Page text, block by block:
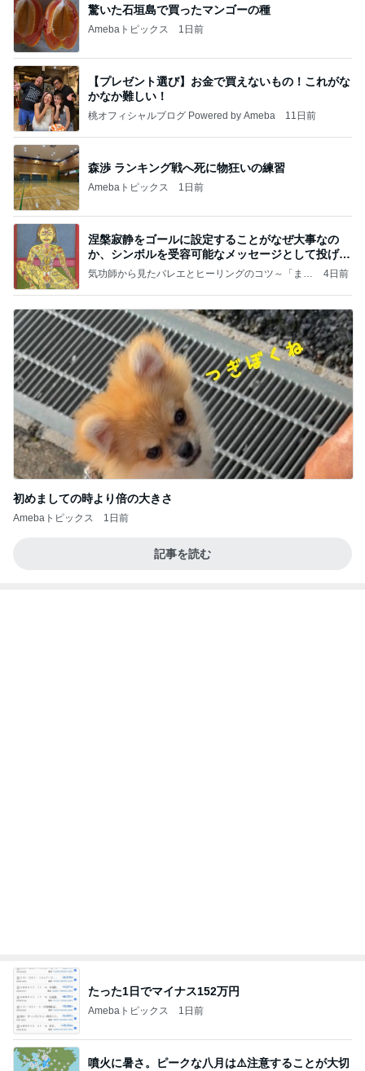
驚いた石垣島で買ったマンゴーの種
Amebaトピックス 1日前
【プレゼント選び】お金で買えないもの！これがな
かなか難しい！
桃オフィシャルブログ Powered by Ameba 11日前
森渉 ランキング戦へ死に物狂いの練習
Amebaトピックス 1日前
涅槃寂静をゴールに設定することがなぜ大事なの
か、シンボルを受容可能なメッセージとして投げる
ことが
気功師から見たバレエとヒーリングのコツ～「まと
4日前
初めましての時より倍の大きさ
Amebaトピックス 1日前
記事を読む
たった1日でマイナス152万円
Amebaトピックス 1日前
噴火に暑さ。ピークな八月は⚠️注意することが大切